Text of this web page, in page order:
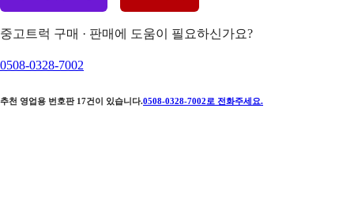
중고트럭 구매 · 판매에 도움이 필요하신가요?
0508-0328-7002
추천 영업용 번호판 17건이 있습니다.0508-0328-7002 로 전화주세요.